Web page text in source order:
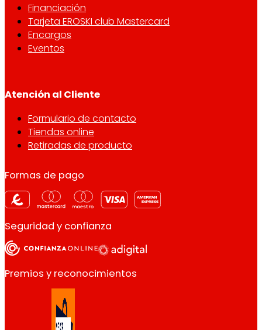
Financiación
Tarjeta EROSKI club Mastercard
Encargos
Eventos
Atención al Cliente
Formulario de contacto
Tiendas online
Retiradas de producto
Formas de pago
Seguridad y confianza
Premios y reconocimientos